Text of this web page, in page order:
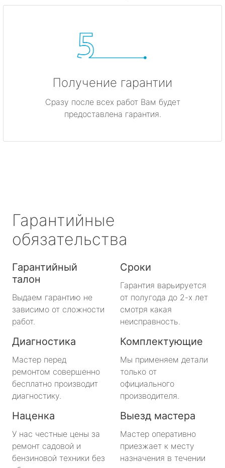
Получение гарантии
Сразу после всех работ Вам будет
предоставлена гарантия.
Гарантийные
обязательства
Гарантийный
талон
Выдаем гарантию не
зависимо от сложности
работ.
Сроки
Гарантия варьируется
от полугода до 2-х лет
смотря какая
неисправность.
Диагностика
Мастер перед
ремонтом совершенно
бесплатно производит
диагностику.
Комплектующие
Мы применяем детали
только от
официального
производителя.
Наценка
У нас честные цены за
ремонт садовой и
бензиновой техники без
Выезд мастера
Мастер оперативно
приезжает к месту
назначения в течении